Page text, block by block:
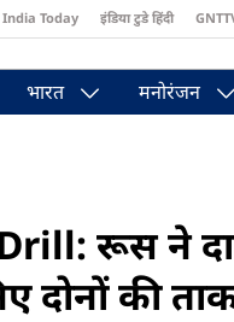
India Today इंडिया टुडे हिंदी
भारत मनोरंजन
रूस ने
दोनों की